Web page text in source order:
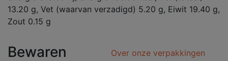
13.20 g, Vet (waarvan verzadigd) 5.20 g, Eiwit 19.40 g,
Zout 0.15 g
Bewaren
Over onze verpakkingen